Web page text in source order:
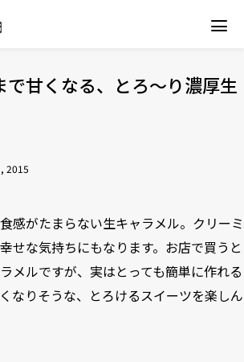
で甘くなる、とろ〜り濃厚生
2015
感がたまらない生キャラメル。クリーミ
せな気持ちにもなります。お店で買うと
メルですが、実はとっても簡単に作れる
なりそうな、とろけるスイーツを楽しん